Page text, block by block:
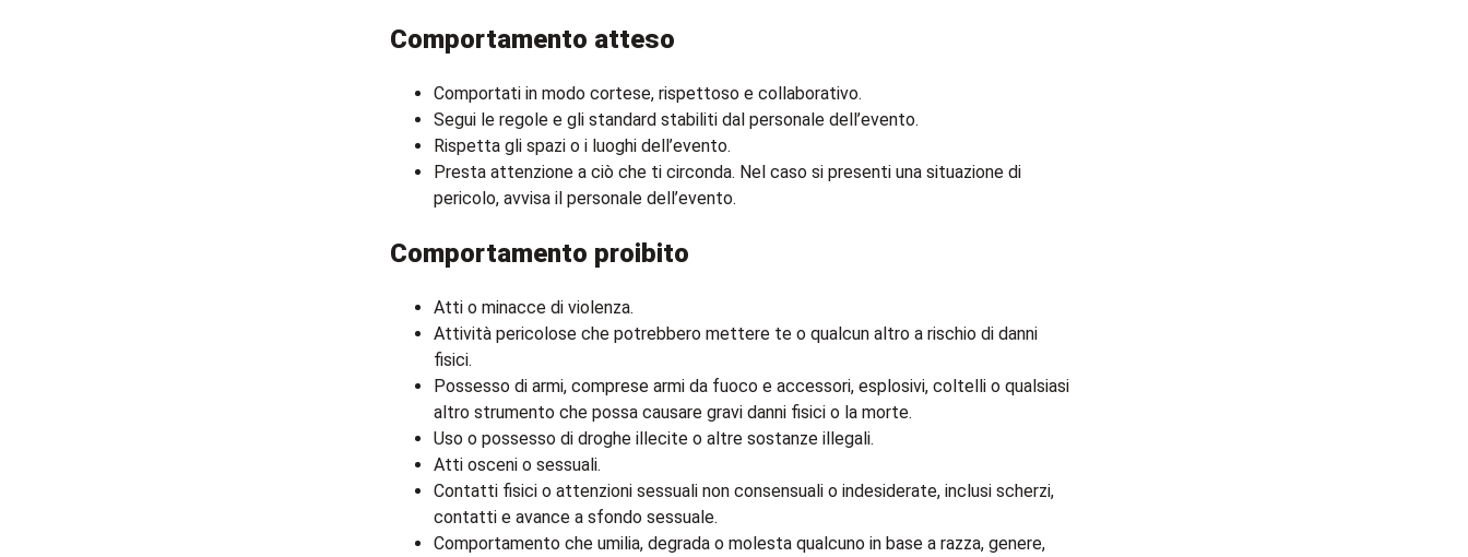
Comportamento atteso
Comportati in modo cortese, rispettoso e collaborativo.
Segui le regole e gli standard stabiliti dal personale dell’evento.
Rispetta gli spazi o i luoghi dell’evento.
Presta attenzione a ciò che ti circonda. Nel caso si presenti una situazione di
pericolo, avvisa il personale dell’evento.
Comportamento proibito
Atti o minacce di violenza.
Attività pericolose che potrebbero mettere te o qualcun altro a rischio di danni
fisici.
Possesso di armi, comprese armi da fuoco e accessori, esplosivi, coltelli o qualsiasi
altro strumento che possa causare gravi danni fisici o la morte.
Uso o possesso di droghe illecite o altre sostanze illegali.
Atti osceni o sessuali.
Contatti fisici o attenzioni sessuali non consensuali o indesiderate, inclusi scherzi,
contatti e avance a sfondo sessuale.
Comportamento che umilia, degrada o molesta qualcuno in base a razza, genere,